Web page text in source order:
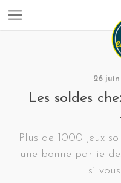
26 juin
Les soldes
Plus de 1000 jeux
une bonne partie
si